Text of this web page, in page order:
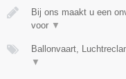
Bij ons maakt u een
voor ▼
Ballonvaart,
▼